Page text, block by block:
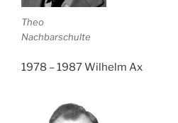
Theo
Nachbarschulte
1978 – 1987 Wilhelm Ax